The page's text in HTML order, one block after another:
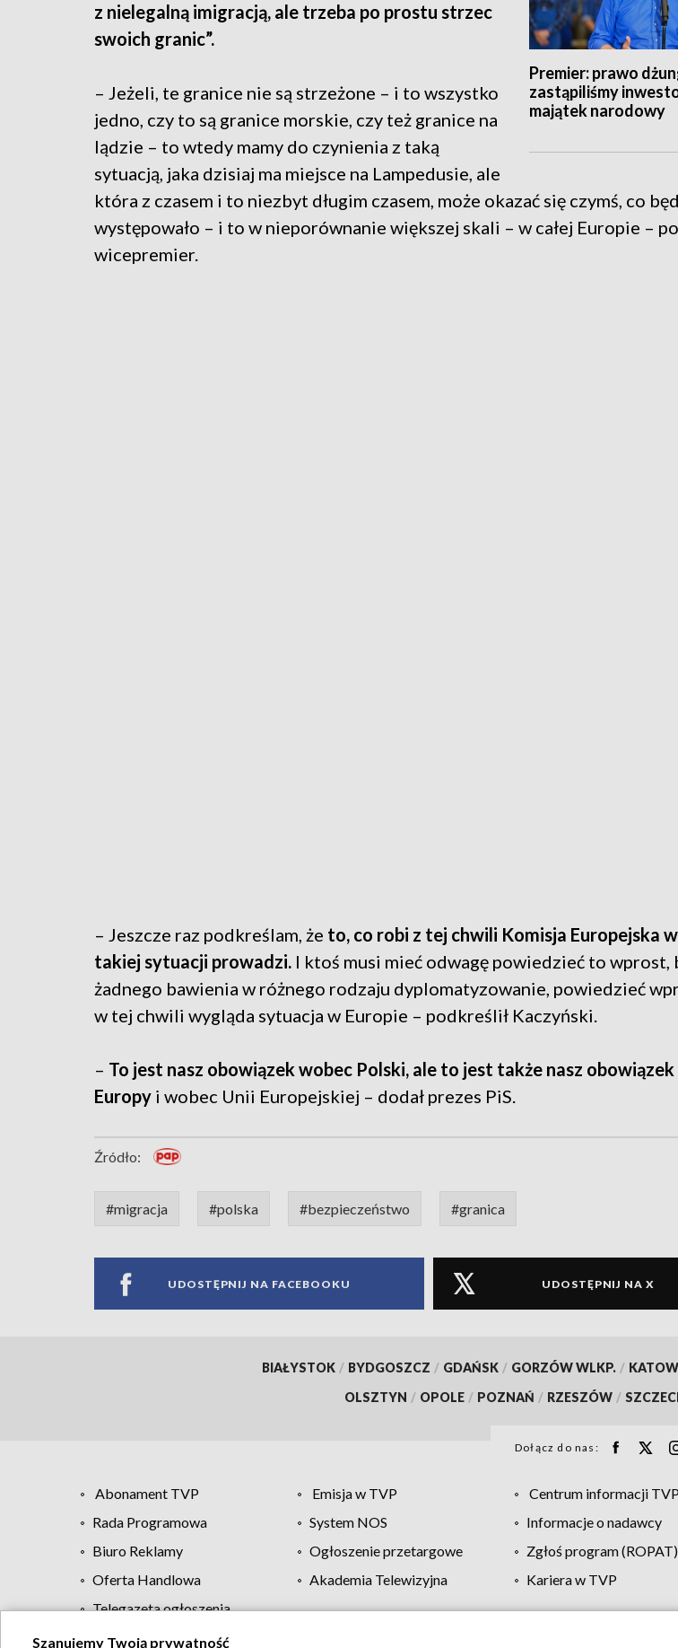
Premier: prawo
zastąpiliśmy
majątek narodowy
z nielegalną imigracją, ale trzeba po prostu strzec
swoich granic”.
– Jeżeli, te granice nie są strzeżone – i to wszystko
jedno, czy to są granice morskie, czy też granice na
lądzie – to wtedy mamy do czynienia z taką
sytuacją, jaka dzisiaj ma miejsce na Lampedusie, ale
która z czasem i to niezbyt długim czasem, może okazać się czymś, co
występowało – i to w nieporównanie większej skali – w całej Europie –
wicepremier.
– Jeszcze raz podkreślam, że to, co robi z tej chwili Komisja Europejska
takiej sytuacji prowadzi. I ktoś musi mieć odwagę powiedzieć to wprost,
żadnego bawienia w różnego rodzaju dyplomatyzowanie, powiedzieć
w tej chwili wygląda sytuacja w Europie – podkreślił Kaczyński.
– To jest nasz obowiązek wobec Polski, ale to jest także nasz
Europy i wobec Unii Europejskiej – dodał prezes PiS.
Źródło:
#migracja #polska #bezpieczeństwo #granica
UDOSTĘPNIJ NA FACEBOOKU UDOSTĘPNIJ NA X
BIAŁYSTOK / BYDGOSZCZ / GDAŃSK / GORZÓW WLKP. /
OLSZTYN / OPOLE / POZNAŃ / RZESZÓW /
Dołącz do nas:
Abonament TVP Emisja w TVP Centrum informacji TVP
Rada Programowa
System NOS Informacje o nadawcy
Biuro Reklamy
Ogłoszenie przetargowe Zgłoś program (ROPAT)
Oferta Handlowa
Akademia Telewizyjna Kariera w TVP
Telegazeta ogłoszenia
Szanujemy Twoją prywatność